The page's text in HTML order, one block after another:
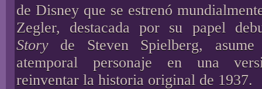
de Disney que se estrenó
Zegler, destacada por su papel
Story de Steven Spielberg,
atemporal personaje en una
reinventar la historia original de 1937.